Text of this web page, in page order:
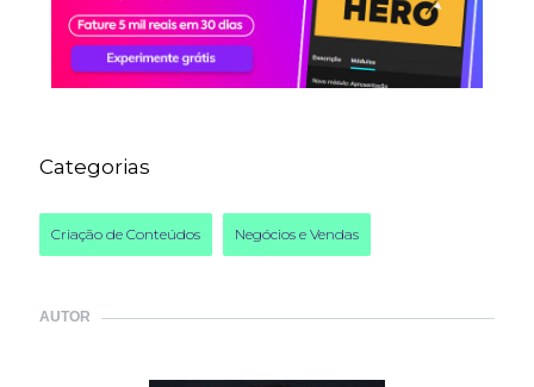
Categorias
Criação de Conteúdos Negócios e Vendas
AUTOR